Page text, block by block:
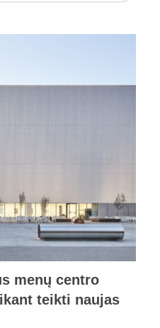
menų centro
teikti naujas